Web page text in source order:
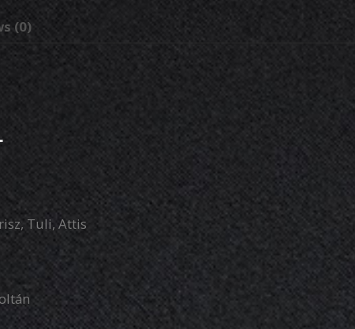
(0)
Tuli, Attis